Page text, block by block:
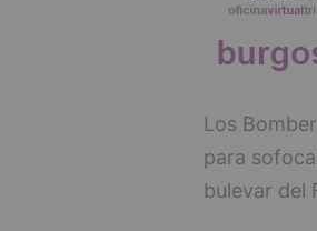
Los
para
bulevar del